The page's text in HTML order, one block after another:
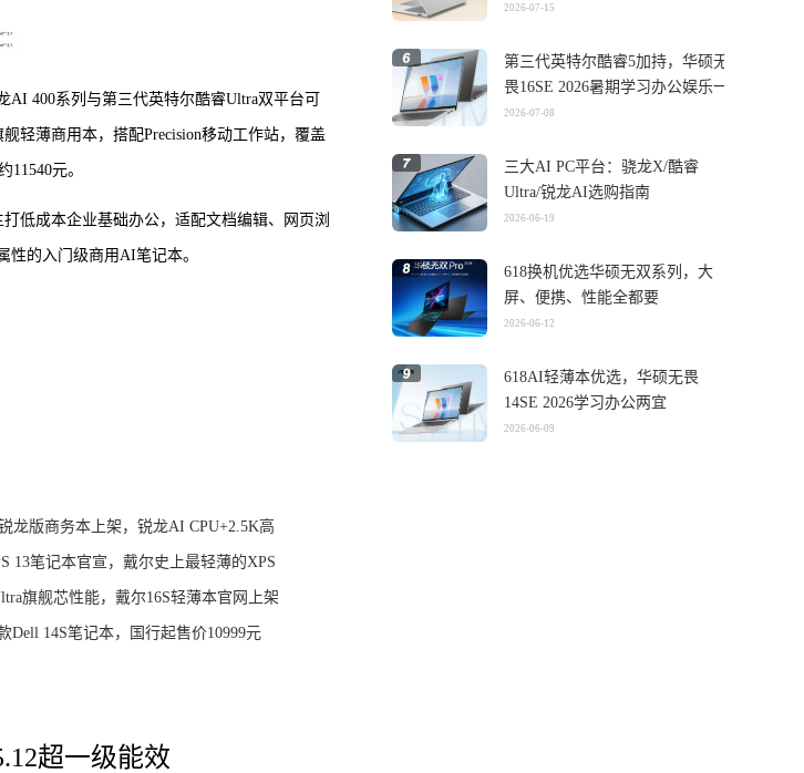
400系列与第三代英特尔酷睿Ultra双平台可
轻薄商用本，搭配Precision移动工作站，覆盖
元。
低成本企业基础办公，适配文档编辑、网页浏
的入门级商用AI笔记本。
龙版商务本上架，锐龙AI CPU+2.5K高
13笔记本官宣，戴尔史上最轻薄的XPS
旗舰芯性能，戴尔16S轻薄本官网上架
Dell 14S笔记本，国行起售价10999元
超一级能效
2026-07-15
第三代英特尔酷睿5加持，华硕无
畏16SE 2026暑期学习办公娱乐一
机搞定
2026-07-08
三大AI PC平台：骁龙X/酷睿
Ultra/锐龙AI选购指南
2026-06-19
618换机优选华硕无双系列，大
屏、便携、性能全都要
2026-06-12
618AI轻薄本优选，华硕无畏
14SE 2026学习办公两宜
2026-06-09